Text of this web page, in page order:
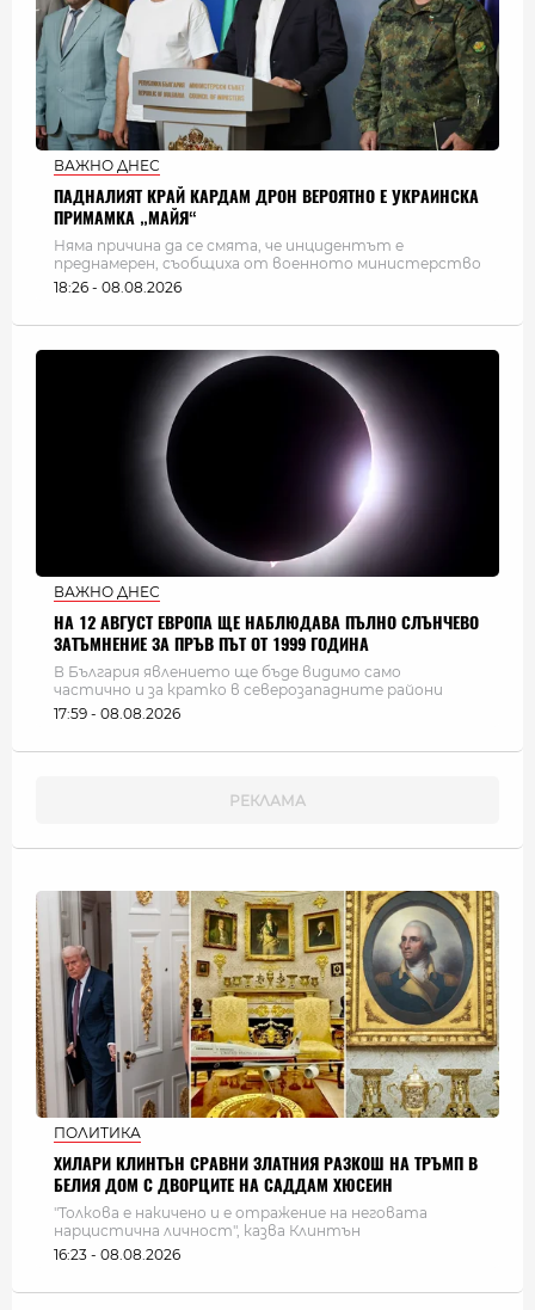
ВАЖНО ДНЕС
ПАДНАЛИЯТ КРАЙ КАРДАМ ДРОН ВЕРОЯТНО Е УКРАИНСКА
ПРИМАМКА „МАЙЯ“
Няма причина да се смята, че инцидентът е
преднамерен, съобщиха от военното министерство
18:26 - 08.08.2026
ВАЖНО ДНЕС
НА 12 АВГУСТ ЕВРОПА ЩЕ НАБЛЮДАВА ПЪЛНО СЛЪНЧЕВО
ЗАТЪМНЕНИЕ ЗА ПРЪВ ПЪТ ОТ 1999 ГОДИНА
В България явлението ще бъде видимо само
частично и за кратко в северозападните райони
17:59 - 08.08.2026
ПОЛИТИКА
ХИЛАРИ КЛИНТЪН СРАВНИ ЗЛАТНИЯ РАЗКОШ НА ТРЪМП В
БЕЛИЯ ДОМ С ДВОРЦИТЕ НА САДДАМ ХЮСЕИН
"Толкова е накичено и е отражение на неговата
нарцистична личност", казва Клинтън
16:23 - 08.08.2026